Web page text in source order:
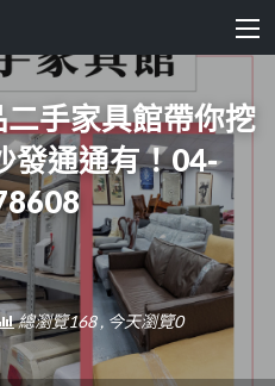
手家具館帶你挖
發通通有！04-
總瀏覽168 , 今天瀏覽0